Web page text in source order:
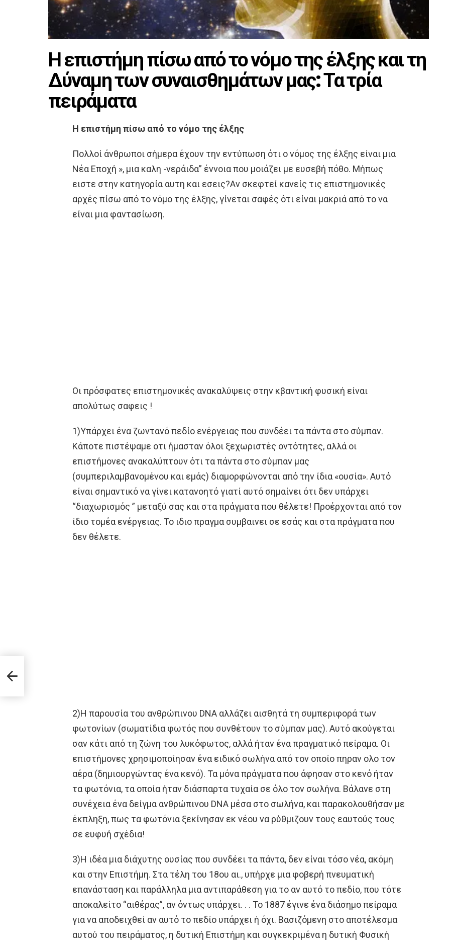
Η επιστήμη πίσω από το νόμο της έλξης και τη
Δύναμη των συναισθημάτων μας: Τα τρία
πειράματα
Η επιστήμη πίσω από το νόμο της έλξης
Πολλοί άνθρωποι σήμερα έχουν την εντύπωση ότι ο νόμος της έλξης είναι μια
Νέα Εποχή », μια καλη -νεράιδα” έννοια που μοιάζει με ευσεβή πόθο. Μήπως
ειστε στην κατηγορία αυτη και εσεις?Αν σκεφτεί κανείς τις επιστημονικές
αρχές πίσω από το νόμο της έλξης, γίνεται σαφές ότι είναι μακριά από το να
είναι μια φαντασίωση.
Οι πρόσφατες επιστημονικές ανακαλύψεις στην κβαντική φυσική είναι
απολύτως σαφεις !
1)Υπάρχει ένα ζωντανό πεδίο ενέργειας που συνδέει τα πάντα στο σύμπαν.
Κάποτε πιστέψαμε οτι ήμασταν όλοι ξεχωριστές οντότητες, αλλά οι
επιστήμονες ανακαλύπτουν ότι τα πάντα στο σύμπαν μας
(συμπεριλαμβανομένου και εμάς) διαμορφώνονται από την ίδια «ουσία». Αυτό
είναι σημαντικό να γίνει κατανοητό γιατί αυτό σημαίνει ότι δεν υπάρχει
“διαχωρισμός ” μεταξύ σας και στα πράγματα που θέλετε! Προέρχονται από τον
ίδιο τομέα ενέργειας. Το ιδιο πραγμα συμβαινει σε εσάς και στα πράγματα που
δεν θέλετε.
2)Η παρουσία του ανθρώπινου DNA αλλάζει αισθητά τη συμπεριφορά των
φωτονίων (σωματίδια φωτός που συνθέτουν το σύμπαν μας). Αυτό ακούγεται
σαν κάτι από τη ζώνη του λυκόφωτος, αλλά ήταν ένα πραγματικό πείραμα. Οι
επιστήμονες χρησιμοποίησαν ένα ειδικό σωλήνα από τον οποίο πηραν ολο τον
αέρα (δημιουργώντας ένα κενό). Τα μόνα πράγματα που άφησαν στο κενό ήταν
τα φωτόνια, τα οποία ήταν διάσπαρτα τυχαία σε όλο τον σωλήνα. Βάλανε στη
συνέχεια ένα δείγμα ανθρώπινου DNA μέσα στο σωλήνα, και παρακολουθήσαν με
έκπληξη, πως τα φωτόνια ξεκίνησαν εκ νέου να ρύθμιζουν τους εαυτούς τους
σε ευφυή σχέδια!
3)Η ιδέα μια διάχυτης ουσίας που συνδέει τα πάντα, δεν είναι τόσο νέα, ακόμη
και στην Επιστήμη. Στα τέλη του 18ου αι., υπήρχε μια φοβερή πνευματική
επανάσταση και παράλληλα μια αντιπαράθεση για το αν αυτό το πεδίο, που τότε
αποκαλείτο “αιθέρας”, αν όντως υπάρχει. . . Το 1887 έγινε ένα διάσημο πείραμα
για να αποδειχθεί αν αυτό το πεδίο υπάρχει ή όχι. Βασιζόμενη στο αποτέλεσμα
αυτού του πειράματος, η δυτική Επιστήμη και συγκεκριμένα η δυτική Φυσική